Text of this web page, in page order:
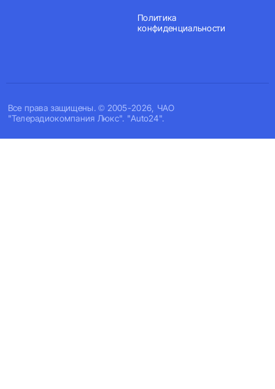
Все права защищены. © 2005-2026, ЧАО
"Телерадиокомпания Люкс". "Auto24".
Политика
конфиденциальности